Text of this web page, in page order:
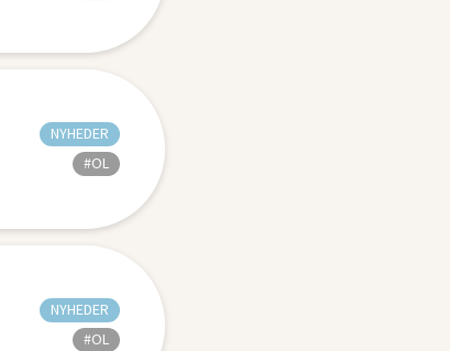
NYHEDER
#OL
NYHEDER
#OL